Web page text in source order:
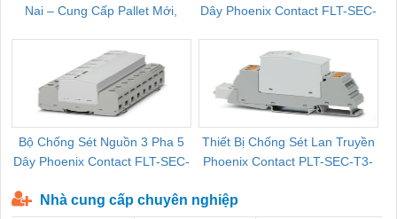
Nai – Cung Cấp Pallet Mới,
Dây Phoenix Contact FLT-SEC-
Bộ Chống Sét Nguồn 3 Pha 5
Dây Phoenix Contact FLT-SEC-
Thiết Bị Chống Sét Lan Truyền
Phoenix Contact PLT-SEC-T3-
Nhà cung cấp chuyên nghiệp